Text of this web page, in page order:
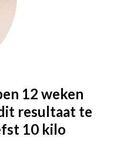
12 weken
resultaat te
10 kilo